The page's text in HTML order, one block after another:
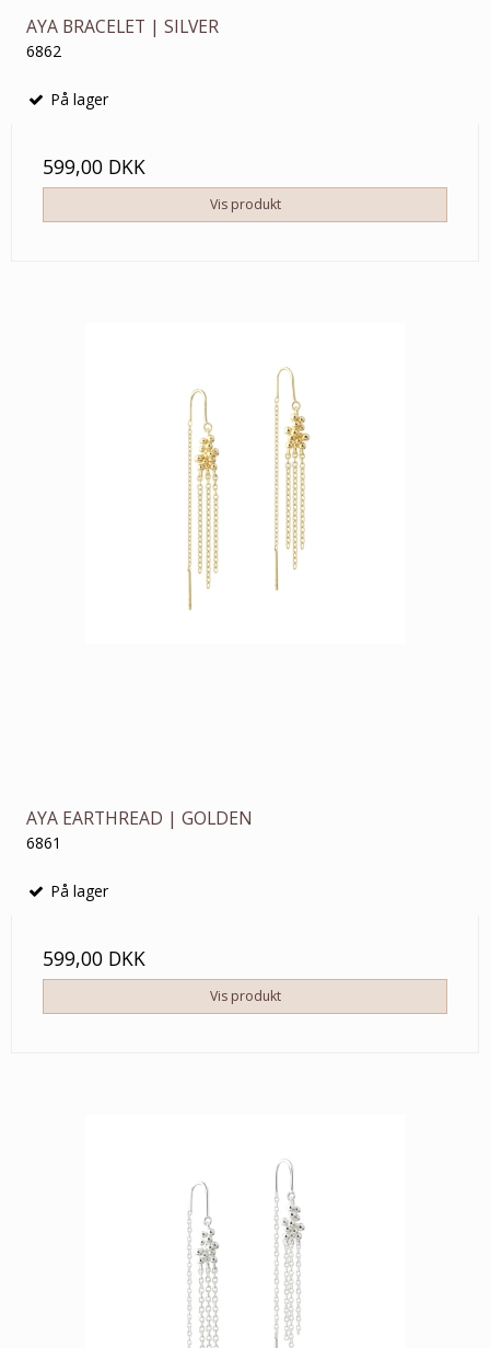
AYA BRACELET | SILVER
6862
På lager
599,00 DKK
Vis produkt
AYA EARTHREAD | GOLDEN
6861
På lager
599,00 DKK
Vis produkt